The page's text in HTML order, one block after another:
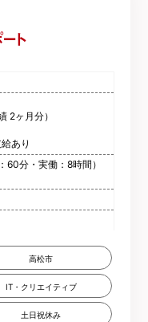
ト
2ヶ月分）
あり
分・実働：8時間）
高松市
IT・クリエイティブ
土日祝休み